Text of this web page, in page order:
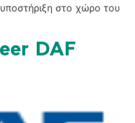
στο χώρο του
DAF